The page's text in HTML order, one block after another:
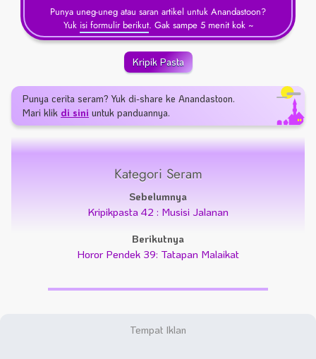
Punya uneg-uneg atau saran artikel untuk Anandastoon?
Yuk isi formulir berikut. Gak sampe 5 menit kok ~
Kripik Pasta
Punya cerita seram? Yuk di-share ke Anandastoon.
Mari klik di sini untuk panduannya.
Kategori Seram
Sebelumnya
Kripikpasta 42 : Musisi Jalanan
Berikutnya
Horor Pendek 39: Tatapan Malaikat